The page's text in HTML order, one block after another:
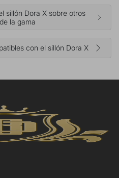
sillón Dora X sobre otros
la gama
con el sillón Dora X